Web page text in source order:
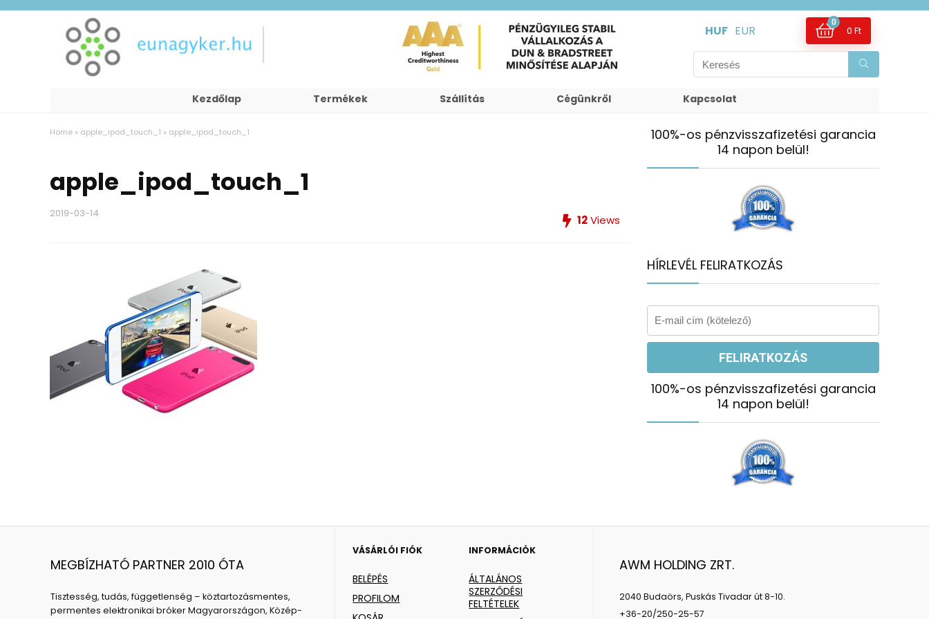
HUF EUR
0
0 Ft
Kezdőlap Termékek Szállítás Cégünkről Kapcsolat
Home » apple_ipod_touch_1 » apple_ipod_touch_1
apple_ipod_touch_1
2019-03-14 12Views
100%-os pénzvisszafizetési garancia
14 napon belül!
HÍRLEVÉL FELIRATKOZÁS
100%-os pénzvisszafizetési garancia
14 napon belül!
MEGBÍZHATÓ PARTNER 2010 ÓTA
Tisztesség, tudás, függetlenség – köztartozásmentes,
permentes elektronikai bróker Magyarországon, Közép-
VÁSÁRLÓI FIÓK
BELÉPÉS
PROFILOM
INFORMÁCIÓK
ÁLTALÁNOS
SZERZŐDÉSI
FELTÉTELEK
AWM HOLDING ZRT.
2040 Budaörs, Puskás Tivadar út 8-10.
+36-20/250-25-57